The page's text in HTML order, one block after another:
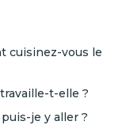
cuisinez-vous le
t-elle ?
je y aller ?